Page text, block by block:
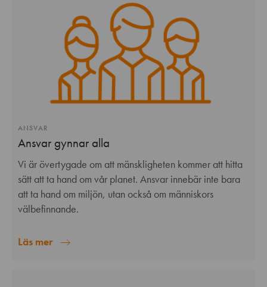
ANSVAR
Ansvar gynnar alla
Vi är övertygade om att mänskligheten kommer att hitta
sätt att ta hand om vår planet. Ansvar innebär inte bara
att ta hand om miljön, utan också om människors
välbefinnande.
Läs mer